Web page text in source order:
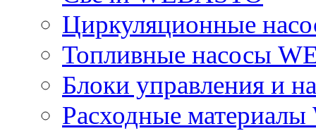
Циркуляционные
Топливные насосы
Блоки управления и
Расходные